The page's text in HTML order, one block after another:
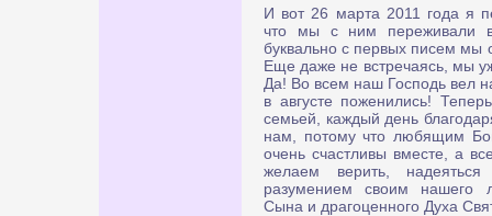
И вот 26 марта 2011 года я
что мы с ним переживали
буквально с первых писем мы
Еще даже не встречаясь, мы
Да! Во всем наш Господь вел
в августе поженились!
семьей, каждый день
нам, потому что любящим
очень счастливы вместе, а
желаем верить,
разумением своим нашего
Сына и драгоценного Духа